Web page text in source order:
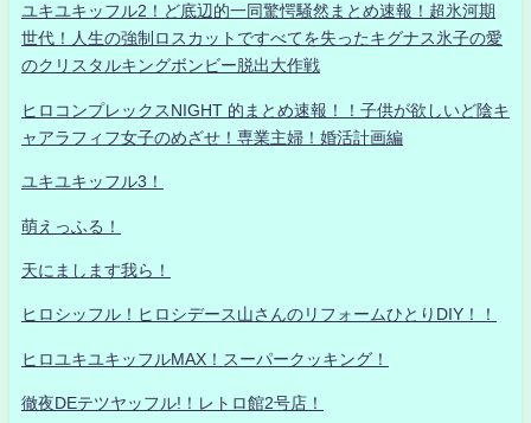
ユキユキッフル2！ど底辺的一同驚愕騒然まとめ速報！超氷河期
世代！人生の強制ロスカットですべてを失ったキグナス氷子の愛
のクリスタルキングボンビー脱出大作戦
ヒロコンプレックスNIGHT 的まとめ速報！！子供が欲しいど陰キ
ャアラフィフ女子のめざせ！専業主婦！婚活計画編
ユキユキッフル3！
萌えっふる！
天にまします我ら！
ヒロシッフル！ヒロシデース山さんのリフォームひとりDIY！！
ヒロユキユキッフルMAX！スーパークッキング！
徹夜DEテツヤッフル!！レトロ館2号店！